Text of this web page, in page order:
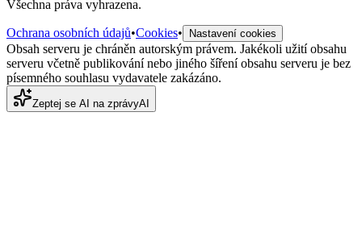
Všechna práva vyhrazena.
Ochrana osobních údajů•Cookies• Nastavení cookies
Obsah serveru je chráněn autorským právem. Jakékoli užití obsahu
serveru včetně publikování nebo jiného šíření obsahu serveru je bez
písemného souhlasu vydavatele zakázáno.
Zeptej se AI na zprávyAI